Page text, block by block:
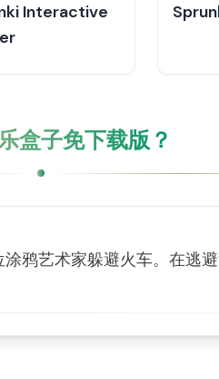
Interactive
盒子免下载版？
鸦艺术家躲避火车。在逃